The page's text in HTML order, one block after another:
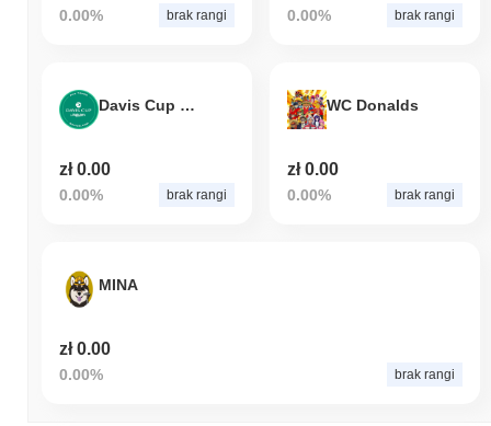
0.00% brak rangi 0.00% brak rangi
Davis Cup Fan Token
zł 0.00
0.00% brak rangi
WC Donalds
zł 0.00
0.00% brak rangi
MINA
zł 0.00
0.00% brak rangi